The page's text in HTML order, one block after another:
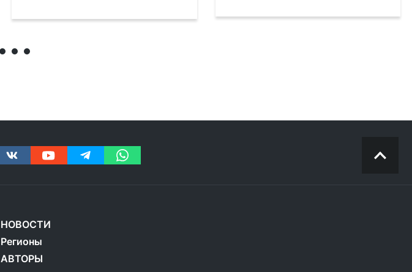
НОВОСТИ
Регионы
АВТОРЫ